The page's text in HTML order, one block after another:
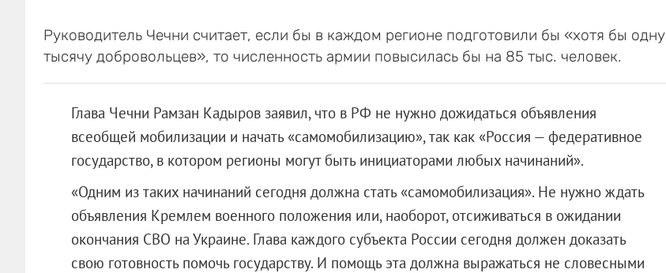
Руководитель Чечни считает, если бы в каждом регионе подготовили бы «хотя бы одну
тысячу добровольцев», то численность армии повысилась бы на 85 тыс. человек.
Глава Чечни Рамзан Кадыров заявил, что в РФ не нужно дожидаться объявления
всеобщей мобилизации и начать «самомобилизацию», так как «Россия — федеративное
государство, в котором регионы могут быть инициаторами любых начинаний».
«Одним из таких начинаний сегодня должна стать «самомобилизация». Не нужно ждать
объявления Кремлем военного положения или, наоборот, отсиживаться в ожидании
окончания СВО на Украине. Глава каждого субъекта России сегодня должен доказать
свою готовность помочь государству. И помощь эта должна выражаться не словесными